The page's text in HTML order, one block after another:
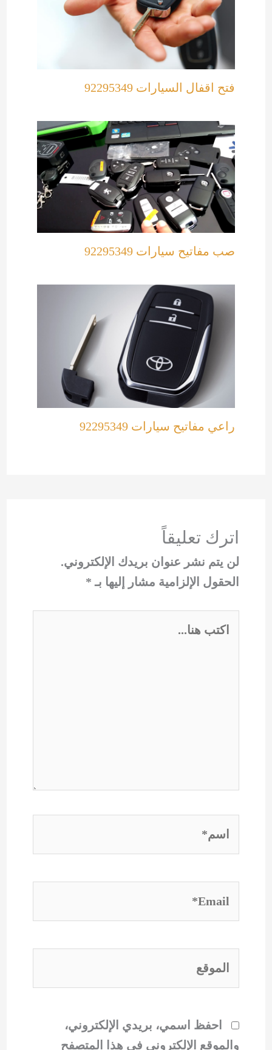
فتح اقفال السيارات 92295349
صب مفاتيح سيارات 92295349
راعي مفاتيح سيارات 92295349
اترك تعليقاً
لن يتم نشر عنوان بريدك الإلكتروني.
الحقول الإلزامية مشار إليها بـ *
احفظ اسمي، بريدي الإلكتروني،
والموقع الإلكتروني في هذا المتصفح